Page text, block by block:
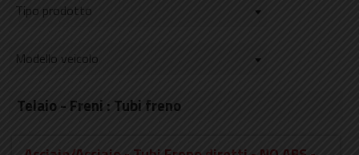
Tipo prodotto
Modello veicolo
Telaio - Freni : Tubi freno